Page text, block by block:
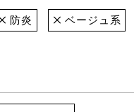
防炎 ベージュ系